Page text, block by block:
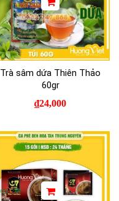
Trà sâm dứa Thiên Thảo
60gr
₫24,000